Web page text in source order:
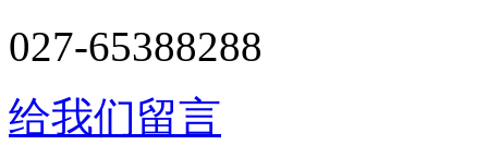
027-65388288
给我们留言